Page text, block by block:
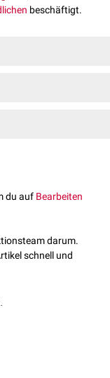
beschäftigt.
sind
Österreich
allen universitären
wird die
mit der
du auf Bearbeiten
darum.
schnell und